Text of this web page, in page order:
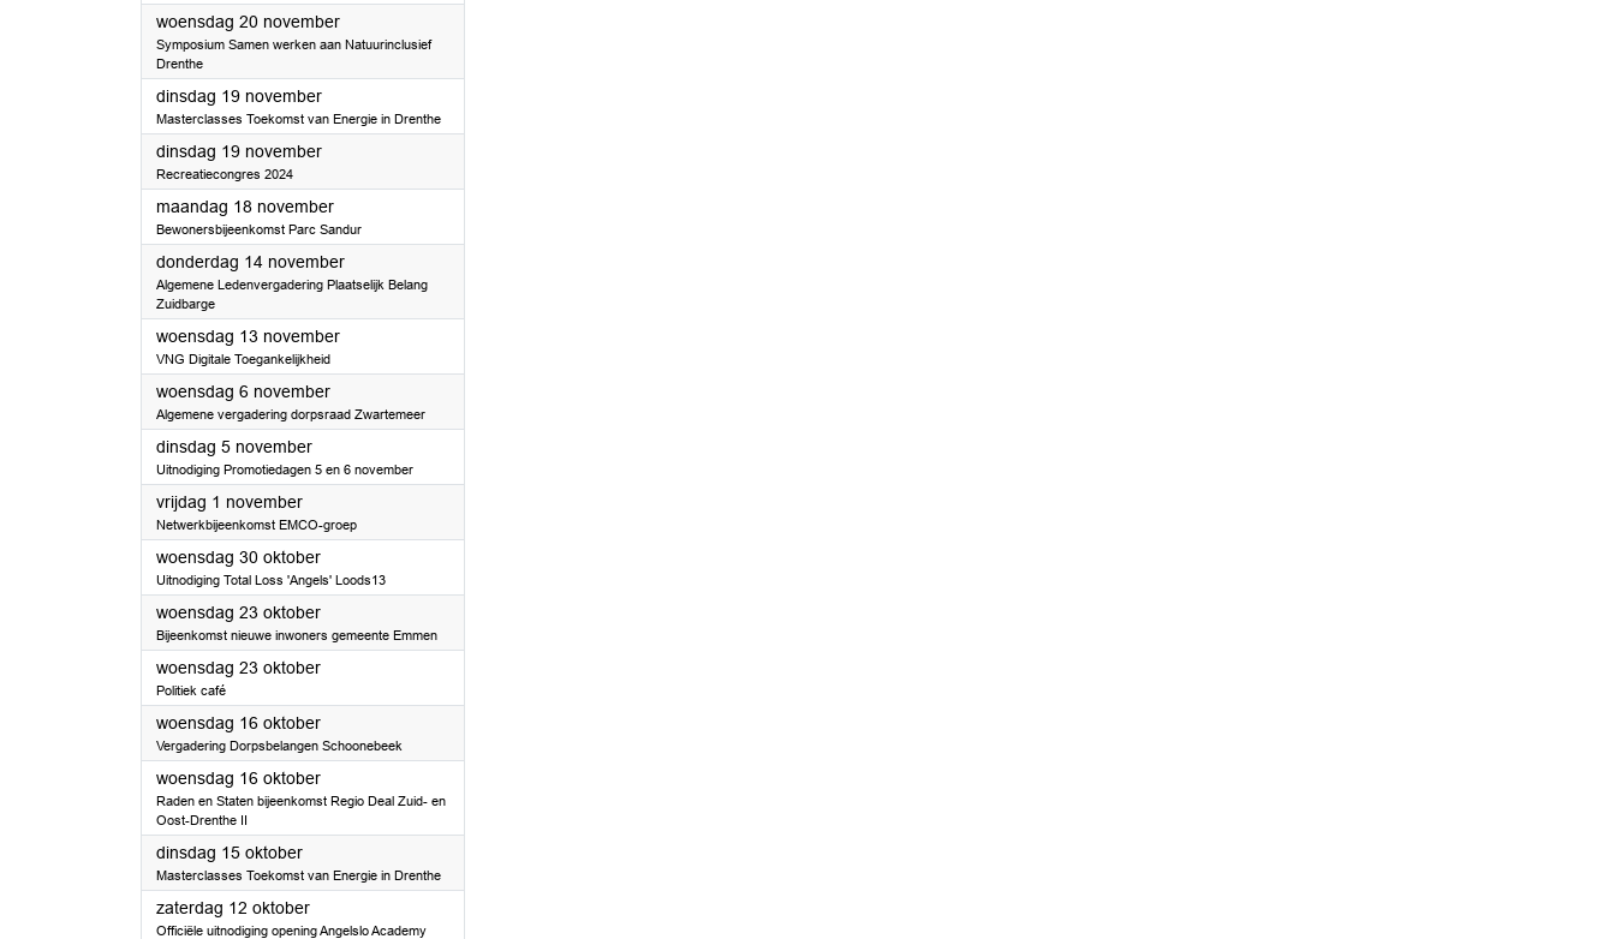
woensdag 20 november2024
Symposium Samen werken aan Natuurinclusief
Drenthe
dinsdag 19 november2024
Masterclasses Toekomst van Energie in Drenthe
dinsdag 19 november2024
Recreatiecongres 2024
maandag 18 november2024
Bewonersbijeenkomst Parc Sandur
donderdag 14 november2024
Algemene Ledenvergadering Plaatselijk Belang
Zuidbarge
woensdag 13 november2024
VNG Digitale Toegankelijkheid
woensdag 6 november2024
Algemene vergadering dorpsraad Zwartemeer
dinsdag 5 november2024
Uitnodiging Promotiedagen 5 en 6 november
vrijdag 1 november2024
Netwerkbijeenkomst EMCO-groep
woensdag 30 oktober2024
Uitnodiging Total Loss 'Angels' Loods13
woensdag 23 oktober2024
Bijeenkomst nieuwe inwoners gemeente Emmen
woensdag 23 oktober2024
Politiek café
woensdag 16 oktober2024
Vergadering Dorpsbelangen Schoonebeek
woensdag 16 oktober2024
Raden en Staten bijeenkomst Regio Deal Zuid- en
Oost-Drenthe II
dinsdag 15 oktober2024
Masterclasses Toekomst van Energie in Drenthe
zaterdag 12 oktober2024
Officiële uitnodiging opening Angelslo Academy